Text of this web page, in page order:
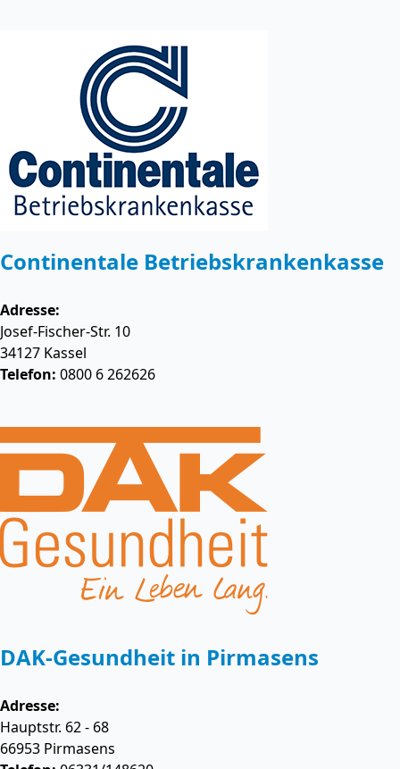
Continentale Betriebskrankenkasse
Adresse:
Josef-Fischer-Str. 10
34127 Kassel
Telefon: 0800 6 262626
DAK-Gesundheit in Pirmasens
Adresse:
Hauptstr. 62 - 68
66953 Pirmasens